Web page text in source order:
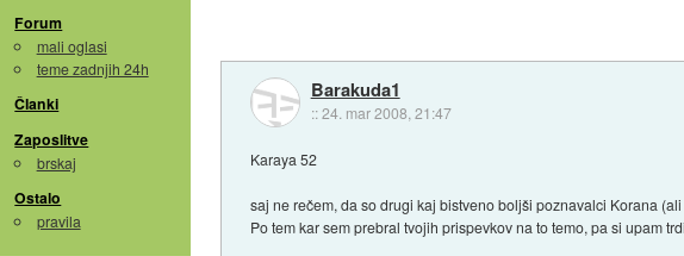
Forum
mali oglasi
teme zadnjih 24h
Članki
Zaposlitve
brskaj
Ostalo
pravila
Barakuda1
::24. mar 2008, 21:47
Karaya 52
saj ne rečem, da so drugi kaj bistveno boljši poznavalci Korana
Po tem kar sem prebral tvojih prispevkov na to temo, pa si upam